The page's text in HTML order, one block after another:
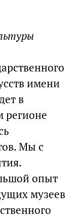
имени
в
регионе
Мы с
опыт
музеев